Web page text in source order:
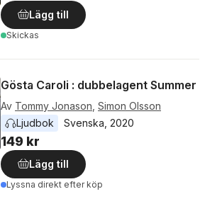
Lägg till
Skickas
Gösta Caroli : dubbelagent Summer
Av Tommy Jonason Simon Olsson
Ljudbok
Svenska 2020
149 kr
Lägg till
Lyssna direkt efter köp